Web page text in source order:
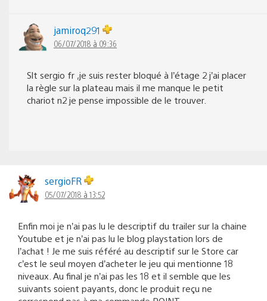
jamiroq291
06/07/2018 à 09:36
Slt sergio fr ,je suis rester bloqué à l’étage 2 j’ai placer
la règle sur la plateau mais il me manque le petit
chariot n2 je pense impossible de le trouver.
sergioFR
05/07/2018 à 13:52
Enfin moi je n’ai pas lu le descriptif du trailer sur la chaine
Youtube et je n’ai pas lu le blog playstation lors de
l’achat ! Je me suis référé au descriptif sur le Store car
c’est le seul moyen d’acheter le jeu qui mentionne 18
niveaux. Au final je n’ai pas les 18 et il semble que les
suivants soient payants, donc le produit reçu ne